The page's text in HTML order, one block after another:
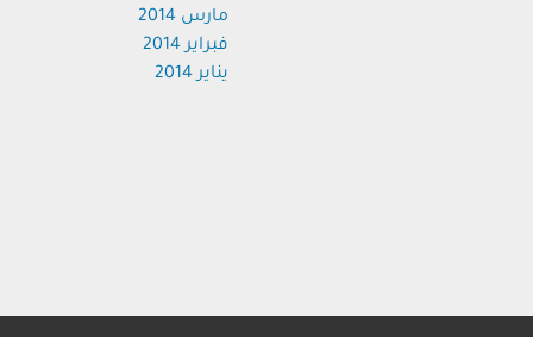
مارس 2014
فبراير 2014
يناير 2014